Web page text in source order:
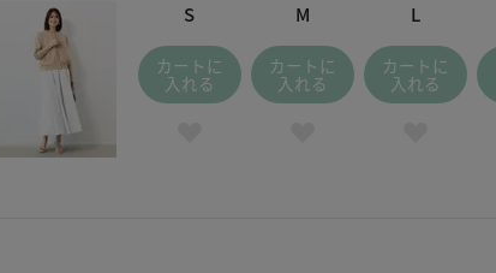
S
カートに
入れる
M
カートに
入れる
L
カートに
入れる